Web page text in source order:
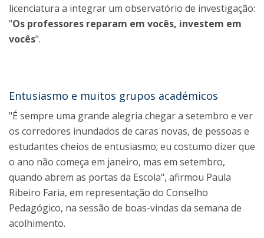
licenciatura a integrar um observatório de investigação:
"Os professores reparam em vocês, investem em
vocês".
Entusiasmo e muitos grupos académicos
"É sempre uma grande alegria chegar a setembro e ver
os corredores inundados de caras novas, de pessoas e
estudantes cheios de entusiasmo; eu costumo dizer que
o ano não começa em janeiro, mas em setembro,
quando abrem as portas da Escola", afirmou Paula
Ribeiro Faria, em representação do Conselho
Pedagógico, na sessão de boas-vindas da semana de
acolhimento.